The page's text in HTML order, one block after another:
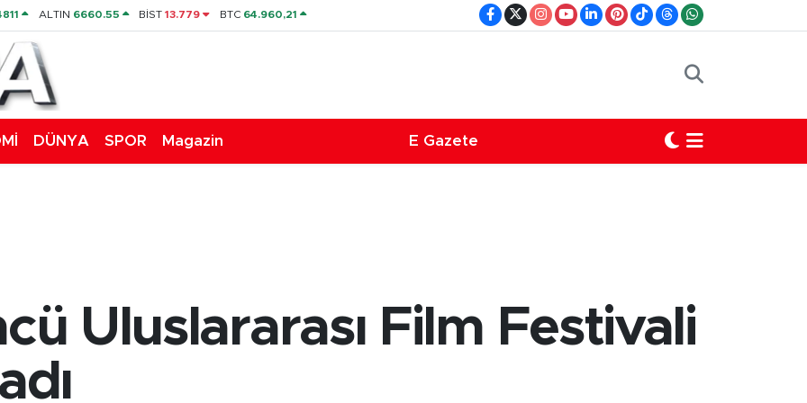
ALTIN 6660.55 BİST13.779 BTC 64.960,21
DÜNYA SPOR Magazin E Gazete
Uluslararası Film Festivali